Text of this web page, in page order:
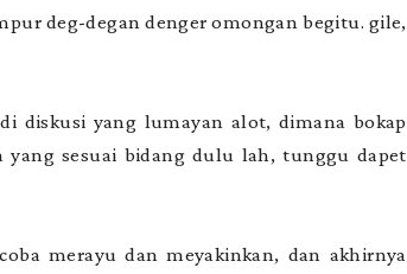
deg-degan denger omongan begitu. gile,
diskusi yang lumayan alot, dimana bokap
sesuai bidang dulu lah, tunggu dapet
merayu dan meyakinkan, dan akhirnya